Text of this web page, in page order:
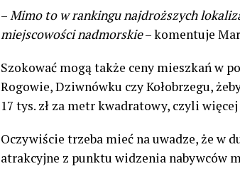
–Mimo to w rankingu najdroższych
miejscowości nadmorskie– komentuje
Szokować mogą także ceny mieszkań w
Rogowie, Dziwnówku czy Kołobrzegu,
17 tys. zł za metr kwadratowy, czyli
Oczywiście trzeba mieć na uwadze, że w
atrakcyjne z punktu widzenia nabywców